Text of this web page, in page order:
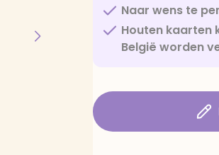
Naar wens te
Houten kaarten
België worden